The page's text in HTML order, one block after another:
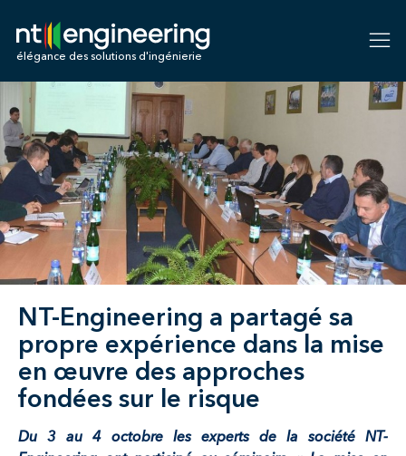
élégance des solutions d'ingénierie
NT-Engineering a partagé sa
propre expérience dans la mise
en œuvre des approches
fondées sur le risque
Du 3 au 4 octobre les experts de la société NT-